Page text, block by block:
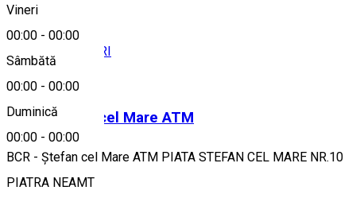
Vineri
00:00 - 00:00
Sâmbătă
00:00 - 00:00
Duminică
00:00 - 00:00
Alte sugestii
BĂNCI ȘI ATM-URI
BCR - Ștefan cel Mare ATM
BCR - Ștefan cel Mare ATM PIATA STEFAN CEL MARE NR.10
PIATRA NEAMT